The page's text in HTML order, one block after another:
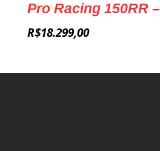
Pro Racing 150RR
R$18.299,00